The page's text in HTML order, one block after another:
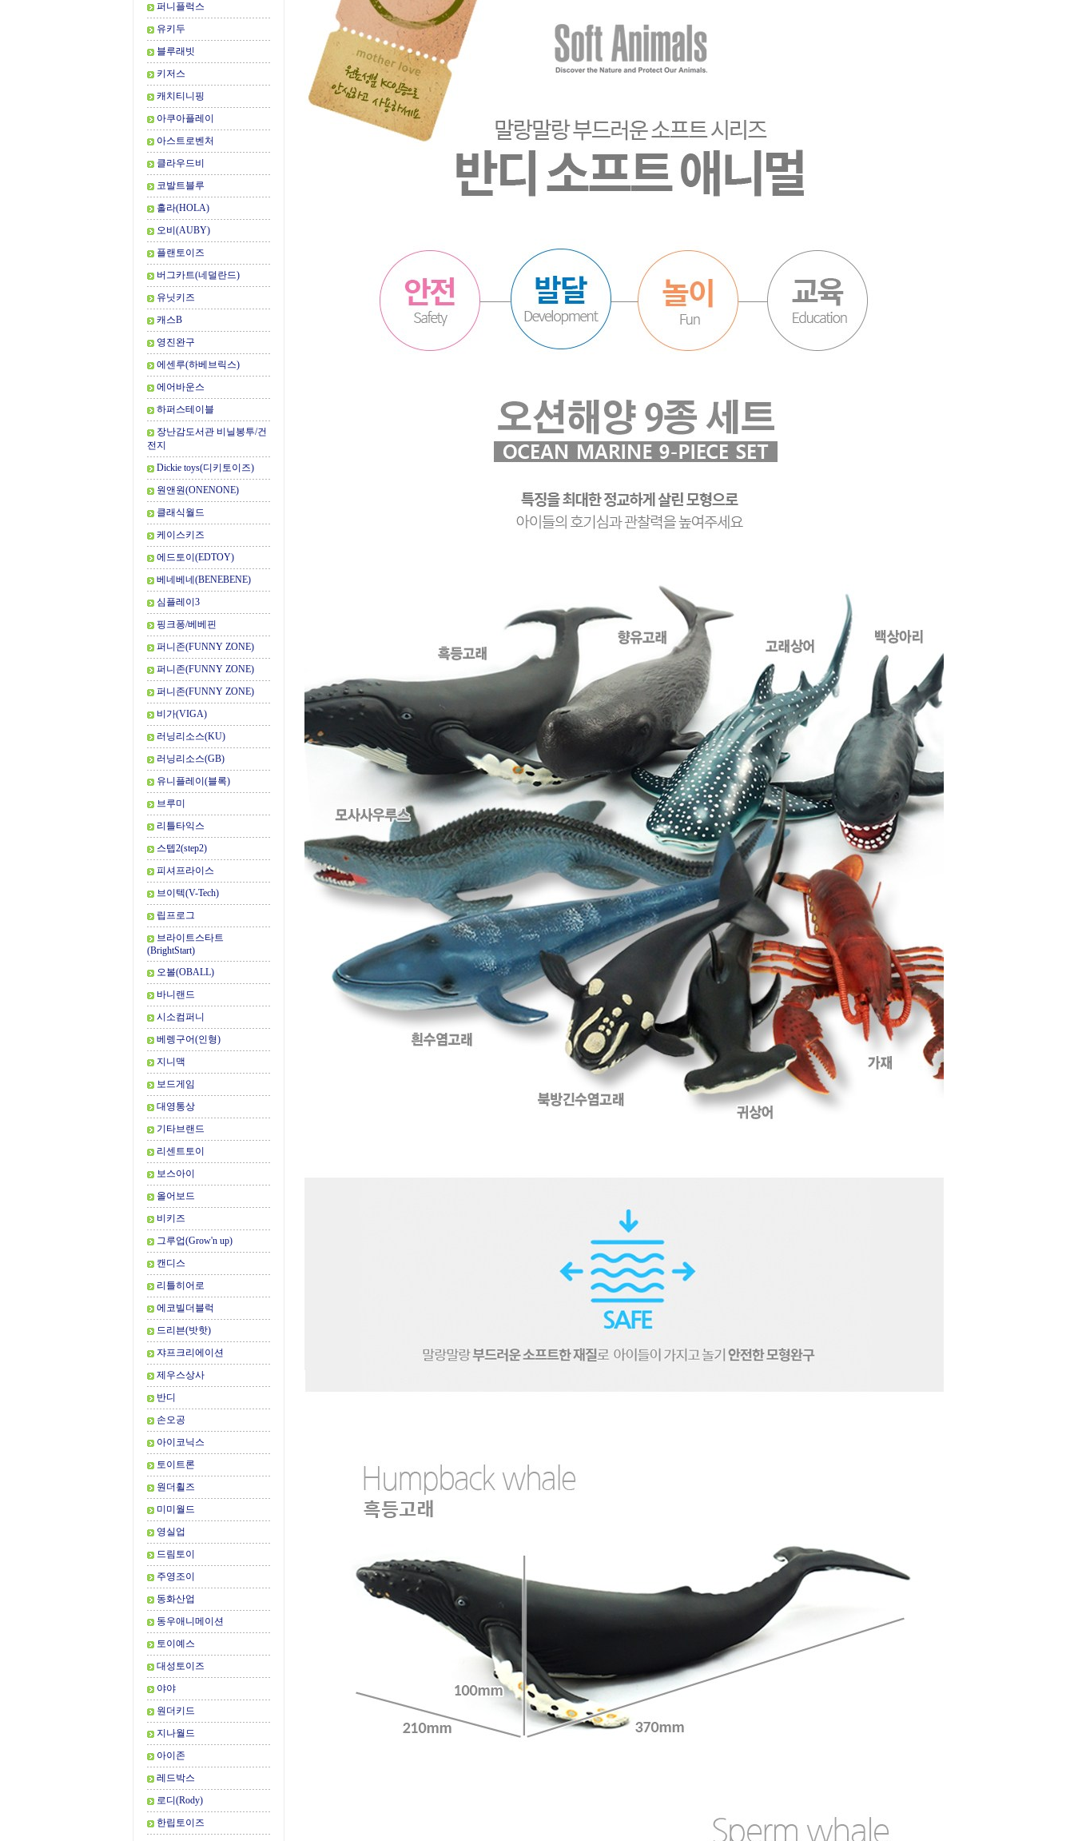
퍼니플럭스
유키두
블루래빗
키저스
캐치티니핑
아쿠아플레이
아스트로벤처
클라우드비
코발트블루
홀라(HOLA)
오비(AUBY)
플랜토이즈
버그카트(네덜란드)
유닛키즈
캐스B
영진완구
에센루(하베브릭스)
에어바운스
하퍼스테이블
장난감도서관 비닐봉투/건
전지
Dickie toys(디키토이즈)
원앤원(ONENONE)
클래식월드
케이스키즈
에드토이(EDTOY)
베네베네(BENEBENE)
심플레이3
핑크퐁/베베핀
퍼니존(FUNNY ZONE)
퍼니존(FUNNY ZONE)
퍼니존(FUNNY ZONE)
비가(VIGA)
러닝리소스(KU)
러닝리소스(GB)
유니플레이(블록)
브루미
리틀타익스
스텝2(step2)
피셔프라이스
브이텍(V-Tech)
립프로그
브라이트스타트
(BrightStart)
오볼(OBALL)
바니랜드
시소컴퍼니
베렝구어(인형)
지니맥
보드게임
대영통상
기타브랜드
리센트토이
보스아이
올어보드
비키즈
그루업(Grow'n up)
캔디스
리틀히어로
에코빌더블럭
드리븐(밧핫)
쟈프크리에이션
제우스상사
반디
손오공
아이코닉스
토이트론
원더휠즈
미미월드
영실업
드림토이
주영조이
동화산업
동우애니메이션
토이예스
대성토이즈
야야
원더키드
지나월드
아이존
레드박스
로디(Rody)
한립토이즈